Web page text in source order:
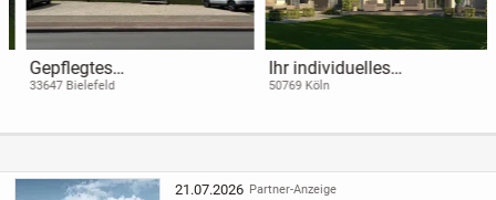
Gepflegtes
Mehrfamilienhaus mit
33647 Bielefeld
Ihr individuelles
Doppelhaus: Viel Platz und
Köln
50769 Köln
21.07.2026 Partner-Anzeige